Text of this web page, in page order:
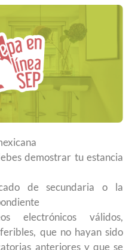
demostrar tu estancia
de secundaria o la
electrónicos válidos,
que no hayan sido
anteriores y que se